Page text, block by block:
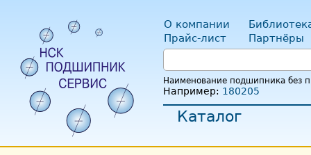
О компании
Прайс-лист
Партнёры
Наименование подшипника без
Например: 180205
Каталог